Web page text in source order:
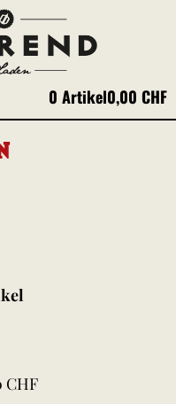
0 Artikel0,00 CHF
CHF